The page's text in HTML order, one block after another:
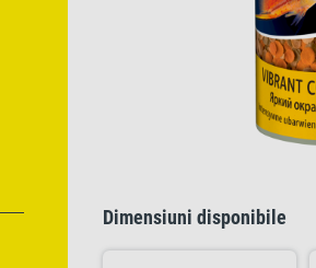
Dimensiuni disponibile